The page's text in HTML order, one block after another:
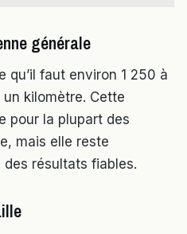
générale
qu’il faut environ 1 250 à
kilomètre. Cette
pour la plupart des
mais elle reste
résultats fiables.